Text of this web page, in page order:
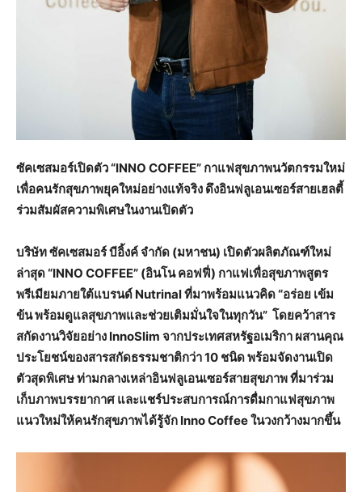
ซัคเซสมอร์เปิดตัว “INNO COFFEE” กาแฟสุขภาพนวัตกรรมใหม่
เพื่อคนรักสุขภาพยุคใหม่อย่างแท้จริง ดึงอินฟลูเอนเซอร์สายเฮลตี้
ร่วมสัมผัสความพิเศษในงานเปิดตัว
บริษัท ซัคเซสมอร์ บีอิ้งค์ จำกัด (มหาชน) เปิดตัวผลิตภัณฑ์ใหม่
ล่าสุด “INNO COFFEE” (อินโน คอฟฟี่) กาแฟเพื่อสุขภาพสูตร
พรีเมียมภายใต้แบรนด์ Nutrinal ที่มาพร้อมแนวคิด “อร่อย เข้ม
ข้น พร้อมดูแลสุขภาพและช่วยเติมมั่นใจในทุกวัน” โดยคว้าสาร
สกัดงานวิจัยอย่าง InnoSlim จากประเทศสหรัฐอเมริกา ผสานคุณ
ประโยชน์ของสารสกัดธรรมชาติกว่า 10 ชนิด พร้อมจัดงานเปิด
ตัวสุดพิเศษ ท่ามกลางเหล่าอินฟลูเอนเซอร์สายสุขภาพ ที่มาร่วม
เก็บภาพบรรยากาศ และแชร์ประสบการณ์การดื่มกาแฟสุขภาพ
แนวใหม่ให้คนรักสุขภาพได้รู้จัก Inno Coffee ในวงกว้างมากขึ้น